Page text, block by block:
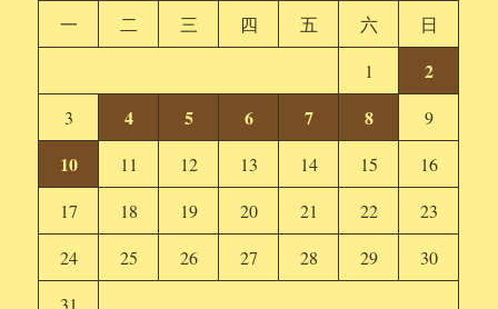
一 二 三 四 五 六
日
1
2
3 4 5 6 7 8 9
10 11 12 13 14 15
16
17
18 19 20 21 22
23
24
25 26 27 28 29
30
31